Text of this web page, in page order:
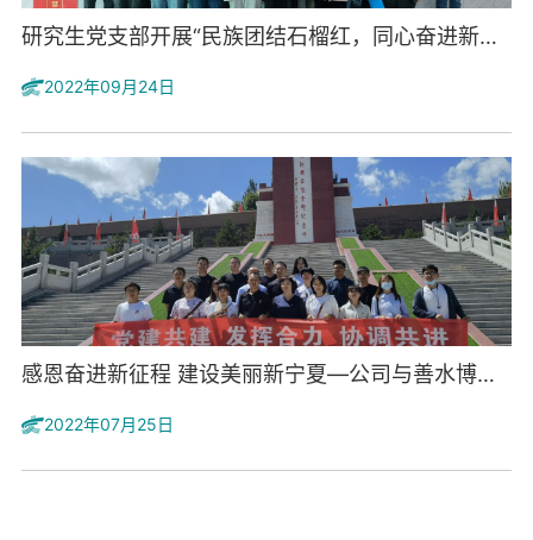
研究生党支部开展“民族团结石榴红，同心奋进新时代”主...
2022年09月24日
感恩奋进新征程 建设美丽新宁夏—公司与善水博通公司开...
2022年07月25日